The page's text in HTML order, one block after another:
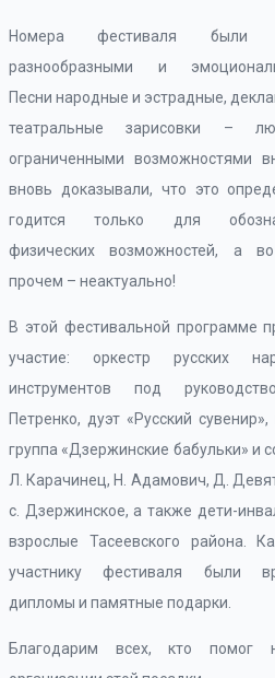
Номера фестиваля были
разнообразными и
Песни народные и эстрадные,
театральные зарисовки –
ограниченными возможностями
вновь доказывали, что это
годится только для
физических возможностей, а
прочем – неактуально!
В этой фестивальной программе
участие: оркестр русских
инструментов под
Петренко, дуэт «Русский сувенир»,
группа «Дзержинские бабульки» и
Л. Карачинец, Н. Адамович, Д.
с. Дзержинское, а также дети-
взрослые Тасеевского района.
участнику фестиваля были
дипломы и памятные подарки.
Благодарим всех, кто помог